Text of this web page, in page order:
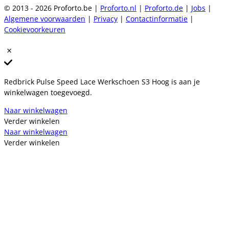
© 2013 - 2026 Proforto.be | Proforto.nl | Proforto.de | Jobs |
Algemene voorwaarden | Privacy | Contactinformatie |
Cookievoorkeuren
Redbrick Pulse Speed Lace Werkschoen S3 Hoog is aan je
winkelwagen toegevoegd.
Naar winkelwagen
Verder winkelen
Naar winkelwagen
Verder winkelen